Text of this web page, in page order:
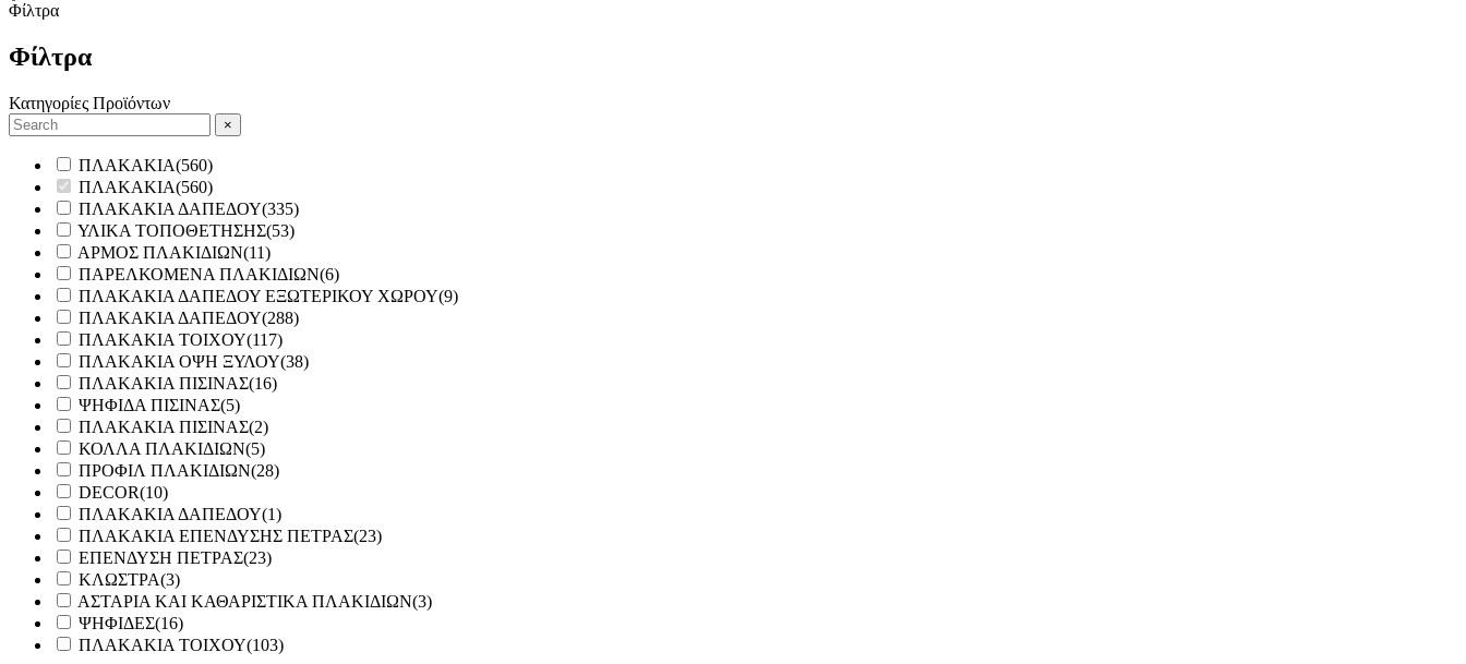
Φίλτρα
Φίλτρα
Κατηγορίες Προϊόντων
×
ΠΛΑΚΑΚΙΑ(560)
ΠΛΑΚΑΚΙΑ(560)
ΠΛΑΚΑΚΙΑ ΔΑΠΕΔΟΥ(335)
ΥΛΙΚΑ ΤΟΠΟΘΕΤΗΣΗΣ(53)
ΑΡΜΟΣ ΠΛΑΚΙΔΙΩΝ(11)
ΠΑΡΕΛΚΟΜΕΝΑ ΠΛΑΚΙΔΙΩΝ(6)
ΠΛΑΚΑΚΙΑ ΔΑΠΕΔΟΥ ΕΞΩΤΕΡΙΚΟΥ ΧΩΡΟΥ(9)
ΠΛΑΚΑΚΙΑ ΔΑΠΕΔΟΥ(288)
ΠΛΑΚΑΚΙΑ ΤΟΙΧΟΥ(117)
ΠΛΑΚΑΚΙΑ ΟΨΗ ΞΥΛΟΥ(38)
ΠΛΑΚΑΚΙΑ ΠΙΣΙΝΑΣ(16)
ΨΗΦΙΔΑ ΠΙΣΙΝΑΣ(5)
ΠΛΑΚΑΚΙΑ ΠΙΣΙΝΑΣ(2)
ΚΟΛΛΑ ΠΛΑΚΙΔΙΩΝ(5)
ΠΡΟΦΙΛ ΠΛΑΚΙΔΙΩΝ(28)
DECOR(10)
ΠΛΑΚΑΚΙΑ ΔΑΠΕΔΟΥ(1)
ΠΛΑΚΑΚΙΑ ΕΠΕΝΔΥΣΗΣ ΠΕΤΡΑΣ(23)
ΕΠΕΝΔΥΣΗ ΠΕΤΡΑΣ(23)
ΚΛΩΣΤΡΑ(3)
ΑΣΤΑΡΙΑ ΚΑΙ ΚΑΘΑΡΙΣΤΙΚΑ ΠΛΑΚΙΔΙΩΝ(3)
ΨΗΦΙΔΕΣ(16)
ΠΛΑΚΑΚΙΑ ΤΟΙΧΟΥ(103)